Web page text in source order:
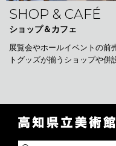
SHOP & CAFÉ
ショップ＆カフェ
展覧会やホールイベントの前
トグッズが揃うショップや併